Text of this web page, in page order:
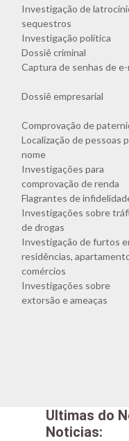
Investigação de
sequestros
Investigação política
Dossiê criminal
Captura de senhas de e-
Dossiê empresarial
Comprovação de
Localização de pessoas
nome
Investigações para
comprovação de renda
Flagrantes de
Investigações sobre
de drogas
Investigação de furtos
residências,
comércios
Investigações sobre
extorsão e ameaças
Ultimas do
Noticias: